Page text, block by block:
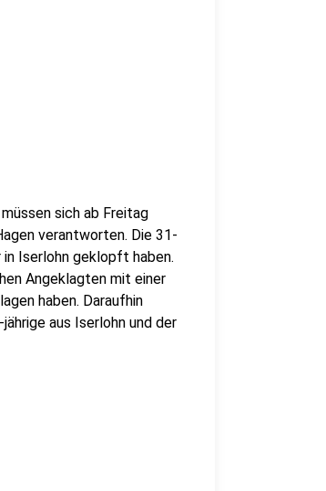
sich ab Freitag
verantworten. Die 31-
Iserlohn geklopft haben.
Angeklagten mit einer
haben. Daraufhin
aus Iserlohn und der